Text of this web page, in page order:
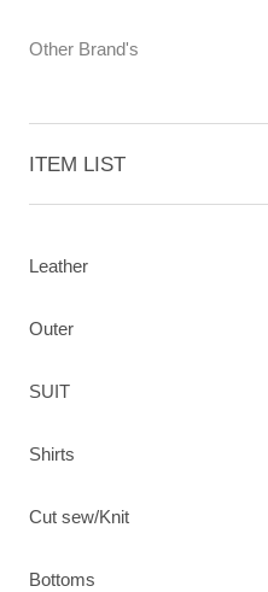
Other Brand's
ITEM LIST
Leather
Outer
SUIT
Shirts
Cut sew/Knit
Bottoms